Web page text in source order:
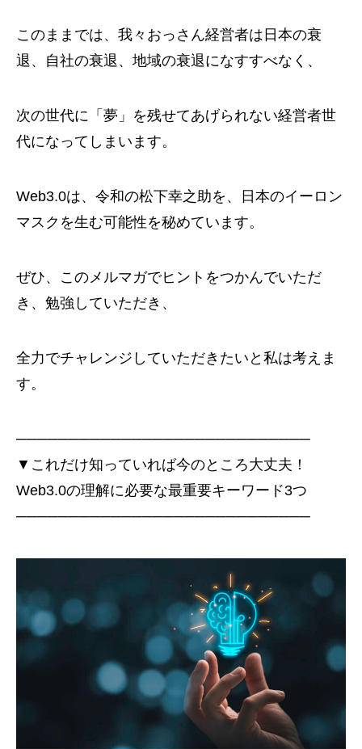
このままでは、我々おっさん経営者は日本の衰
退、自社の衰退、地域の衰退になすすべなく、
次の世代に「夢」を残せてあげられない経営者世
代になってしまいます。
Web3.0は、令和の松下幸之助を、日本のイーロン
マスクを生む可能性を秘めています。
ぜひ、このメルマガでヒントをつかんでいただ
き、勉強していただき、
全力でチャレンジしていただきたいと私は考えま
す。
────────────────────────────
▼これだけ知っていれば今のところ大丈夫！
Web3.0の理解に必要な最重要キーワード3つ
────────────────────────────